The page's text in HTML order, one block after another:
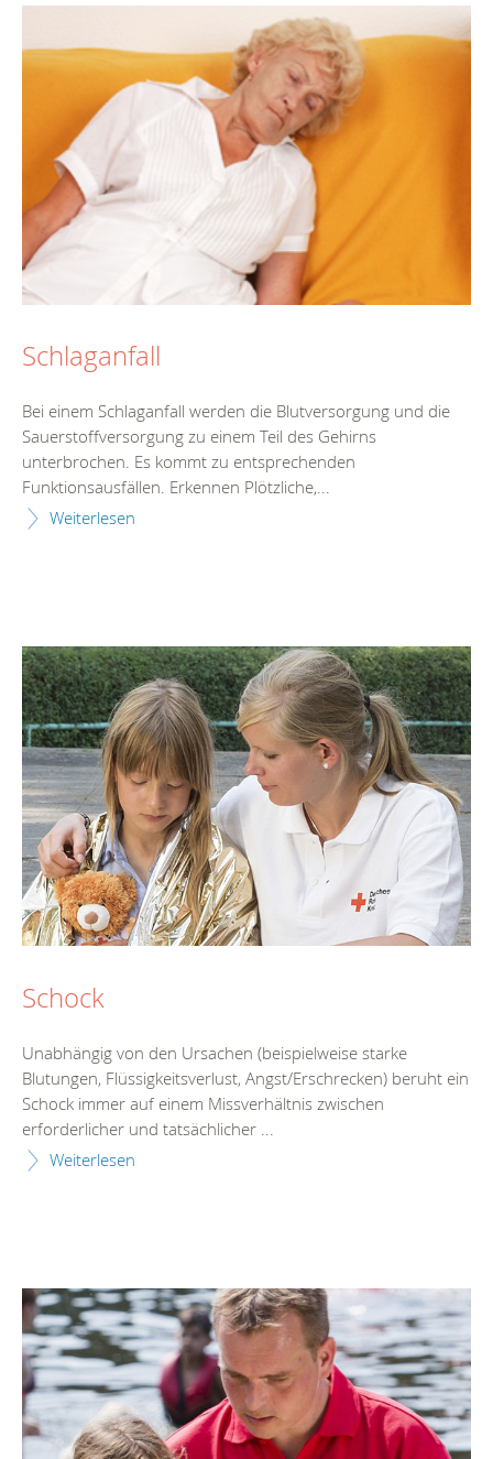
Schlaganfall
Bei einem Schlaganfall werden die Blutversorgung und die
Sauerstoffversorgung zu einem Teil des Gehirns
unterbrochen. Es kommt zu entsprechenden
Funktionsausfällen. Erkennen Plötzliche,...
Weiterlesen
Schock
Unabhängig von den Ursachen (beispielweise starke
Blutungen, Flüssigkeitsverlust, Angst/Erschrecken) beruht ein
Schock immer auf einem Missverhältnis zwischen
erforderlicher und tatsächlicher ...
Weiterlesen